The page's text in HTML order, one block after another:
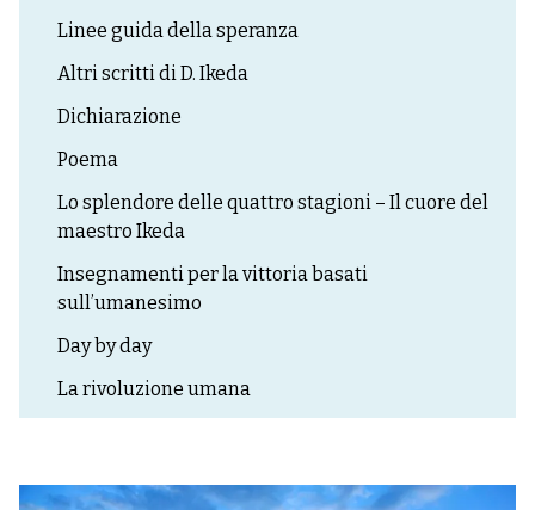
Linee guida della speranza
Altri scritti di D. Ikeda
Dichiarazione
Poema
Lo splendore delle quattro stagioni – Il cuore del
maestro Ikeda
Insegnamenti per la vittoria basati
sull’umanesimo
Day by day
La rivoluzione umana